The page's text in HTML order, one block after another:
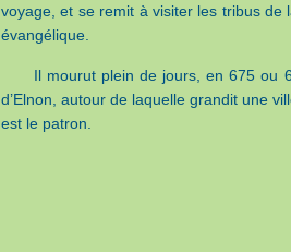
voyage, et se remit à visiter les tribus de
évangélique.
Il mourut plein de jours, en 675 ou
d’Elnon, autour de laquelle grandit une
est le patron.